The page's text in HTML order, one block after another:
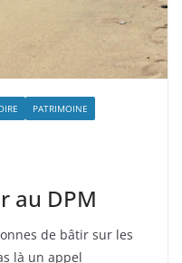
PATRIMOINE
au DPM
de bâtir sur les
là un appel